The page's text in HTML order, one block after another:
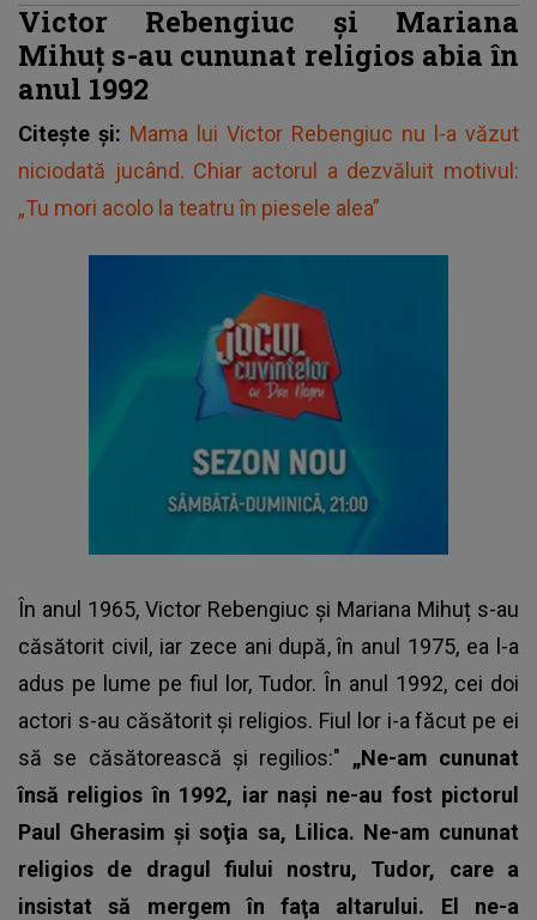
Victor Rebengiuc și Mariana
Mihuț s-au cununat religios abia în
anul 1992
Citește și: Mama lui Victor Rebengiuc nu l-a văzut
niciodată jucând. Chiar actorul a dezvăluit motivul:
„Tu mori acolo la teatru în piesele alea”
În anul 1965, Victor Rebengiuc și Mariana Mihuț s-au
căsătorit civil, iar zece ani după, în anul 1975, ea l-a
adus pe lume pe fiul lor, Tudor. În anul 1992, cei doi
actori s-au căsătorit și religios. Fiul lor i-a făcut pe ei
să se căsătorească și regilios:" „Ne-am cununat
însă religios în 1992, iar naşi ne-au fost pictorul
Paul Gherasim şi soţia sa, Lilica. Ne-am cununat
religios de dragul fiului nostru, Tudor, care a
insistat să mergem în faţa altarului. El ne-a